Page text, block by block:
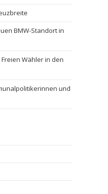
BMW-Standort in
Wähler in den
und